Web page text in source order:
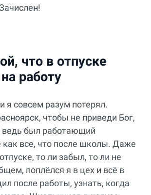
что в отпуске
работу
я совсем разум потерял.
чтобы не приведи Бог,
ведь был работающий
как все, что после школы. Даже
то ли забыл, то ли не
поплёлся я в цех и всё в
после работы, узнать, когда